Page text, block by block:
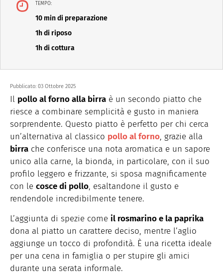
TEMPO:
10 min di preparazione
1h di riposo
1h di cottura
Pubblicato: 03 Ottobre 2025
Il pollo al forno alla birra è un secondo piatto che
riesce a combinare semplicità e gusto in maniera
sorprendente. Questo piatto è perfetto per chi cerca
un’alternativa al classico pollo al forno, grazie alla
birra che conferisce una nota aromatica e un sapore
unico alla carne, la bionda, in particolare, con il suo
profilo leggero e frizzante, si sposa magnificamente
con le cosce di pollo, esaltandone il gusto e
rendendole incredibilmente tenere.
L’aggiunta di spezie come il rosmarino e la paprika
dona al piatto un carattere deciso, mentre l’aglio
aggiunge un tocco di profondità. È una ricetta ideale
per una cena in famiglia o per stupire gli amici
durante una serata informale.